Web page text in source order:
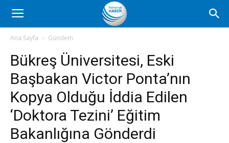
Romanya
Haber
Ana Sayfa Gündem
Bükreş Üniversitesi, Eski
Başbakan Victor Ponta’nın
Kopya Olduğu İddia Edilen
‘Doktora Tezini’ Eğitim
Bakanlığına Gönderdi